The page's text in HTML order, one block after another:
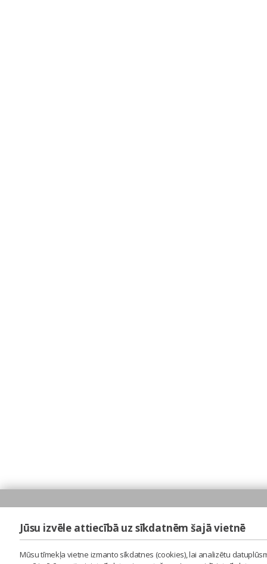
Jūsu izvēle attiecībā uz sīkdatnēm šajā vietnē
Mūsu tīmekļa vietne izmanto sīkdatnes (cookies), lai analizētu